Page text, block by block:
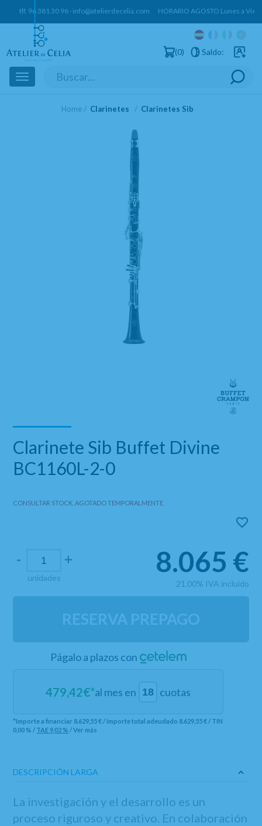
tlf. 96 381 30 96 · info@atelierdecelia.com HORARIO AGOSTO Lunes a
0 Saldo:
Toggle
navigation
Home Clarinetes Clarinetes Sib
Clarinete Sib Buffet Divine
BC1160L-2-0
CONSULTAR STOCK. AGOTADO TEMPORALMENTE.
-
unidades
+ 8.065 €
21.00% IVA incluido
RESERVA PREPAGO
Págalo a plazos con
479,42€*al mes en cuotas
*Importe a financiar 8.629,55 €/ Importe total adeudado 8.629,55 €/ TIN
0,00 % / TAE 9,02 % /Ver más
DESCRIPCIÓN LARGA
La investigación y el desarrollo es un
proceso riguroso y creativo. En colaboración